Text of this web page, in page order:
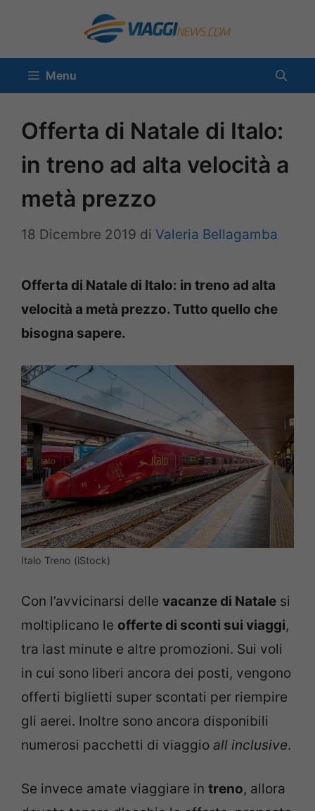
contenuto
Menu
Offerta di Natale di Italo:
in treno ad alta velocità a
metà prezzo
18 Dicembre 2019 di Valeria Bellagamba
Offerta di Natale di Italo: in treno ad alta
velocità a metà prezzo. Tutto quello che
bisogna sapere.
Italo Treno (iStock)
Con l’avvicinarsi delle vacanze di Natale si
moltiplicano le offerte di sconti sui viaggi,
tra last minute e altre promozioni. Sui voli
in cui sono liberi ancora dei posti, vengono
offerti biglietti super scontati per riempire
gli aerei. Inoltre sono ancora disponibili
numerosi pacchetti di viaggio all inclusive.
Se invece amate viaggiare in treno, allora